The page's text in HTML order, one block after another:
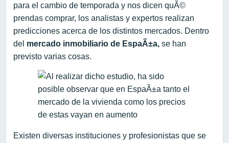
para el cambio de temporada y nos dicen quÃ©
prendas comprar, los analistas y expertos realizan
predicciones acerca de los distintos mercados. Dentro
del mercado inmobiliario de EspaÃ±a, se han
previsto varias cosas.
Existen diversas instituciones y profesionistas que se